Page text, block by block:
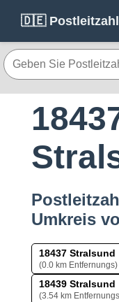
🇩🇪
Umkreis
18437 Stralsund
(0.0 km Entfernungs)
18439 Stralsund
(3.54 km